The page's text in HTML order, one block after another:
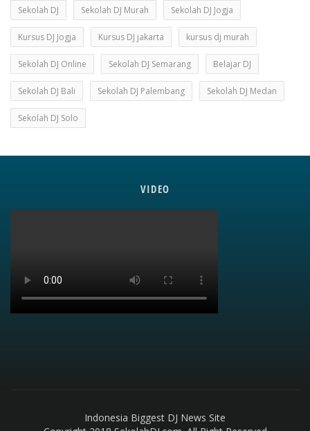
Sekolah DJ Sekolah DJ Murah Sekolah DJ Jogja
Kursus DJ Jogja Kursus DJ jakarta kursus dj murah
Sekolah DJ Online Sekolah DJ Semarang Belajar DJ
Sekolah DJ Bali Sekolah DJ Palembang Sekolah DJ Medan
Sekolah DJ Solo
VIDEO
Indonesia Biggest DJ News Site